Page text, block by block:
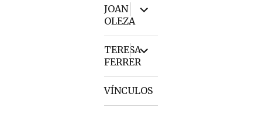
JOAN
OLEZA
expand
child
menu
TERESA
FERRER
expand
child
menu
VÍNCULOS